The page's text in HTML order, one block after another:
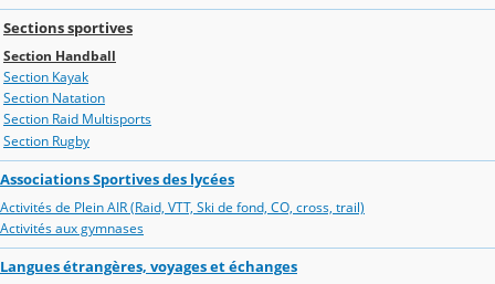
Sections sportives
Section Handball
Section Kayak
Section Natation
Section Raid Multisports
Section Rugby
Associations Sportives des lycées
Activités de Plein AIR (Raid, VTT, Ski de fond, CO, cross, trail)
Activités aux gymnases
Langues étrangères, voyages et échanges